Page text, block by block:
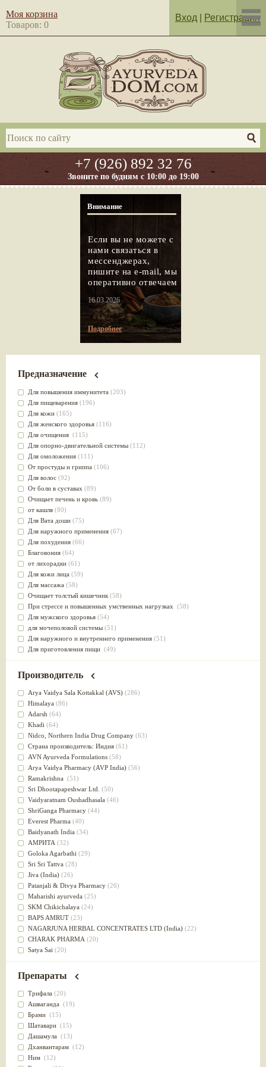
+7 (926) 892 32 76
Звоните по будням с 10:00 до 19:00
Моя корзина
Товаров: 0
Вход Регистрация
Внимание
Если вы не можете с
нами связаться в
мессенджерах,
пишите на e-mail, мы
оперативно отвечаем
16.03.2026
Подробнее
Предназначение
Для повышения иммунитета (203)
Для пищеварения (196)
Для кожи (165)
Для женского здоровья (116)
Для очищения (115)
Для опорно-двигательной системы (112)
Для омоложения (111)
От простуды и гриппа (106)
Для волос (92)
От боли в суставах (89)
Очищает печень и кровь (89)
от кашля (80)
Для Вата доши (75)
Для наружного применения (67)
Для похудения (66)
Благовония (64)
от лихорадки (61)
Для кожи лица (59)
Для массажа (58)
Очищает толстый кишечник (58)
При стрессе и повышенных умственных нагрузках (58)
Для мужского здоровья (54)
для мочеполовой системы (51)
Для наружного и внутреннего применения (51)
Для приготовления пищи (49)
от инфекций мочеполовой системы(49)
для суставов
Лечит опухоли и отеки(46)
Для медитации
выводит токсины
Для здоровья печени
Для тела(39)
для очищения крови(38)
При диабете(38)
Антиоксидант(37)
Для Капха(Кафа) доши
От паразитов(37)
При расстройстве желудка (36)
Успокоительное(36)
Для глаз(34)
от геморроя(34)
Противовоспалительное
Для Питта доши(32)
Для сердца(32)
Для сосудов головного мозга
Для полости рта(32)
Дефицит железа(31)
Для лица(31)
Употребление в пищу
Ароматерапия(29)
Жаропонижающее(29)
для памяти(28)
для почек(28)
Слабительное (28)
Афродизиак(27)
Напитки(27)
Для йоги (27)
Для потенции(26)
Для душа(25)
для концентрации внимания
при нарушении эрекции
Производитель
Arya Vaidya Sala Kottakkal (AVS) (286)
Himalaya (86)
Adarsh (64)
Khadi (64)
Nidсo, Northern India Drug Company (63)
Страна производитель: Индия (61)
AVN Ayurveda Formulations (58)
Arya Vaidya Pharmacy (AVP India) (56)
Ramakrishna (51)
Sri Dhootapapeshwar Ltd. (50)
Vaidyaratnam Oushadhasala (46)
ShriGanga Pharmacy (44)
Everest Pharma (40)
Baidyanath India (34)
АМРИТА (32)
Goloka Agarbathi (29)
Sri Sri Tattva (28)
Jiva (India) (26)
Patanjali & Divya Pharmacy (26)
Maharishi ayurveda (25)
SKM Chikichalaya (24)
BAPS AMRUT (23)
NAGARJUNA HERBAL CONCENTRATES LTD (India) (22)
CHARAK PHARMA (20)
Satya Sai (20)
Vyas(20)
Kerala Ayurveda
(19)
Organic India pvt ltd
Lalita(16)
Ashtang Herbals
Alarsin(14)
Vasu Health care
Baraka(13)
Dabur India Ltd
Препараты
Трифала (20)
Ашваганда (19)
Брами (15)
Шатавари (15)
Дашамула (13)
Дханвантарам (12)
Ним (12)